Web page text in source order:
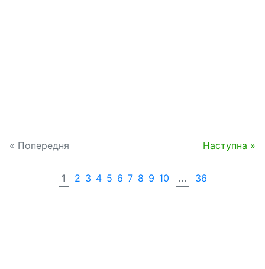
« Попередня Наступна »
1 2 3 4 5 6 7 8 9 10 ... 36